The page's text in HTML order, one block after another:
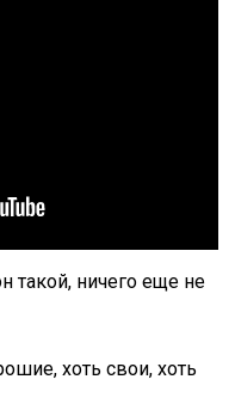
такой, ничего еще не
хоть свои, хоть